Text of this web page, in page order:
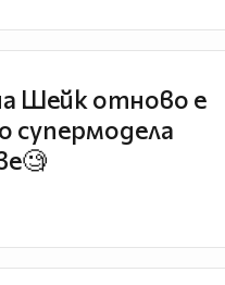
Шейк отново е
супермодела